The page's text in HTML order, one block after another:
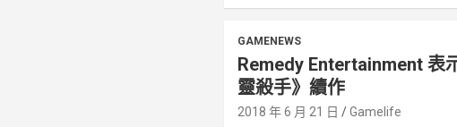
GAMENEWS
Remedy Entertainment 表
靈殺手》續作
2018 年 6 月 21 日 Gamelife